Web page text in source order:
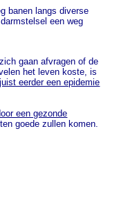
banen langs diverse
een weg
gaan afvragen of de
het leven koste, is
juist eerder een epidemie
een gezonde
goede zullen komen.